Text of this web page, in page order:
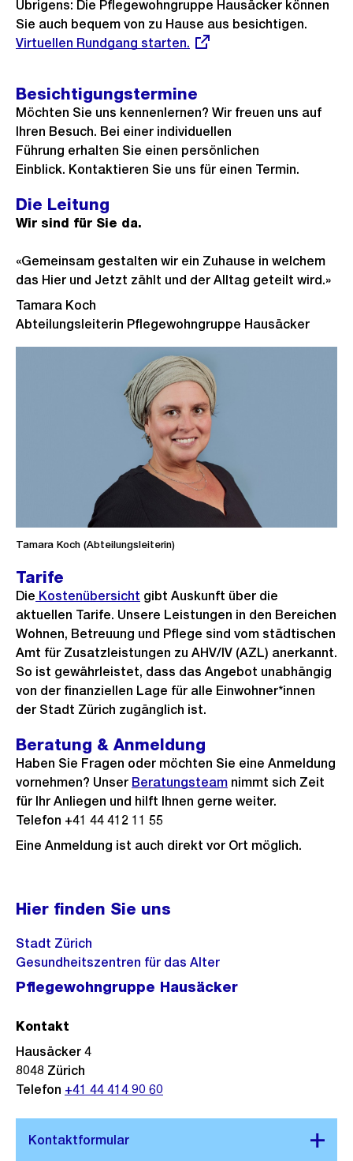
e
r
e
s
B
i
r
a
n
i
Übrigens: Die Pflegewohngruppe Hausäcker können
Sie auch bequem von zu Hause aus besichtigen.
Virtuellen Rundgang starten.
Besichtigungstermine
Möchten Sie uns kennenlernen? Wir freuen uns auf
Ihren Besuch. Bei einer individuellen
Führung erhalten Sie einen persönlichen
Einblick. Kontaktieren Sie uns für einen Termin.
Die Leitung
Wir sind für Sie da.
«Gemeinsam gestalten wir ein Zuhause in welchem
das Hier und Jetzt zählt und der Alltag geteilt wird.»
Tamara Koch
Abteilungsleiterin Pflegewohngruppe Hausäcker
Tamara Koch (Abteilungsleiterin)
Tarife
Die Kostenübersicht gibt Auskunft über die
aktuellen Tarife. Unsere Leistungen in den Bereichen
Wohnen, Betreuung und Pflege sind vom städtischen
Amt für Zusatzleistungen zu AHV/IV (AZL) anerkannt.
So ist gewährleistet, dass das Angebot unabhängig
von der finanziellen Lage für alle Einwohner*innen
der Stadt Zürich zugänglich ist.
Beratung & Anmeldung
Haben Sie Fragen oder möchten Sie eine Anmeldung
vornehmen? Unser Beratungsteam nimmt sich Zeit
für Ihr Anliegen und hilft Ihnen gerne weiter.
Telefon +41 44 412 11 55
Eine Anmeldung ist auch direkt vor Ort möglich.
Hier finden Sie uns
Stadt Zürich
Gesundheitszentren für das Alter
Pflegewohngruppe Hausäcker
Kontakt
Hausäcker 4
8048 Zürich
Telefon +41 44 414 90 60